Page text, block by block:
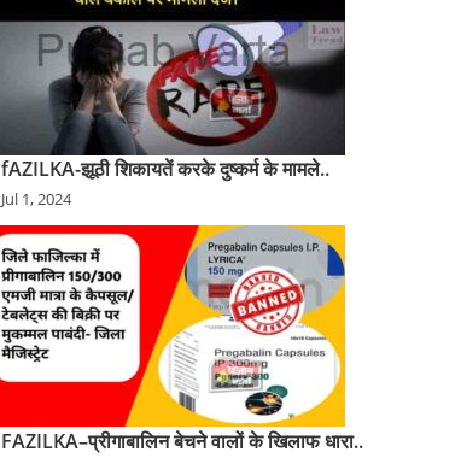
fAZILKA-झूठी शिकायतें करके दुष्कर्म के मामले..
Jul 1, 2024
FAZILKA–प्रीगाबालिन बेचने वालों के खिलाफ धारा..